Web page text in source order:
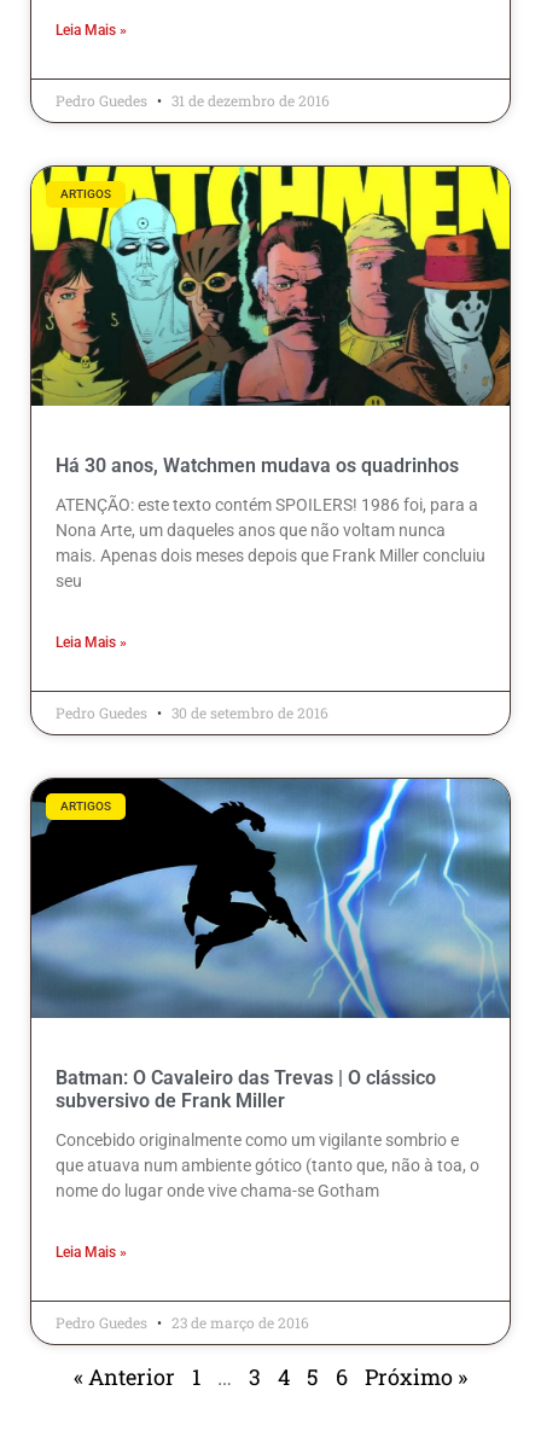
Leia Mais »
Pedro Guedes 31 de dezembro de 2016
ARTIGOS
Há 30 anos, Watchmen mudava os quadrinhos
ATENÇÃO: este texto contém SPOILERS! 1986 foi, para a
Nona Arte, um daqueles anos que não voltam nunca
mais. Apenas dois meses depois que Frank Miller concluiu
seu
Leia Mais »
Pedro Guedes 30 de setembro de 2016
ARTIGOS
Batman: O Cavaleiro das Trevas | O clássico
subversivo de Frank Miller
Concebido originalmente como um vigilante sombrio e
que atuava num ambiente gótico (tanto que, não à toa, o
nome do lugar onde vive chama-se Gotham
Leia Mais »
Pedro Guedes 23 de março de 2016
« Anterior 1 … 3 4 5 6 Próximo »